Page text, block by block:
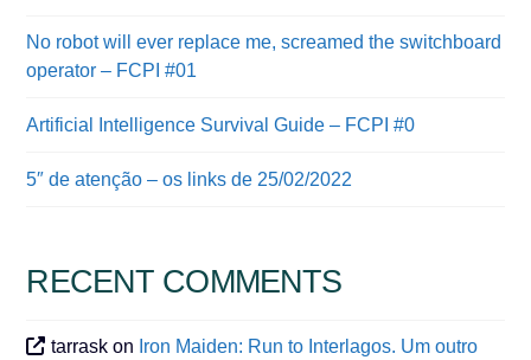
No robot will ever replace me, screamed the switchboard
operator – FCPI #01
Artificial Intelligence Survival Guide – FCPI #0
5″ de atenção – os links de 25/02/2022
RECENT COMMENTS
tarrask on Iron Maiden: Run to Interlagos. Um outro